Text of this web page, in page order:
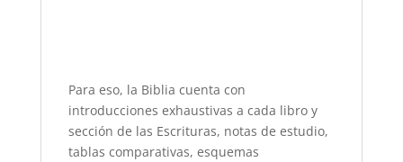
Para eso, la Biblia cuenta con
introducciones exhaustivas a cada libro y
sección de las Escrituras, notas de estudio,
tablas comparativas, esquemas